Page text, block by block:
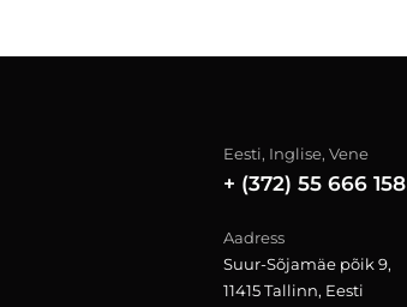
Eesti, Inglise, Vene
+ (372) 55 666 158
Aadress
Suur-Sõjamäe põik 9,
11415 Tallinn, Eesti